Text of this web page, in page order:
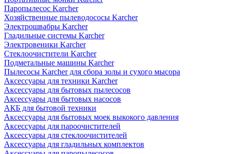
Паропылесос Karcher
Хозяйственные пылеводососы Karcher
Электрошвабры Karcher
Гладильные системы Karcher
Электровеники Karcher
Стеклоочистители Karcher
Подметальные машины Karcher
Пылесосы Karcher для сбора золы и сухого мысора
Аксессуары для техники Karcher
Аксессуары для бытовых пылесосов
Аксессуары для бытовых насосов
АКБ для бытовой техники
Аксессуары для бытовых моек выкокого давления
Аксессуары для пароочистителей
Аксессуары для стеклоочистителей
Аксессуары для гладильных комплектов